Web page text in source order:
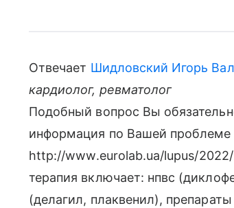
Отвечает Шидловский Игорь
кардиолог, ревматолог
Подобный вопрос Вы
информация по Вашей проблеме
http://www.eurolab.ua/lupus/
терапия включает: нпвс
(делагил, плаквенил),